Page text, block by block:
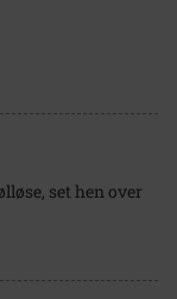
set hen over